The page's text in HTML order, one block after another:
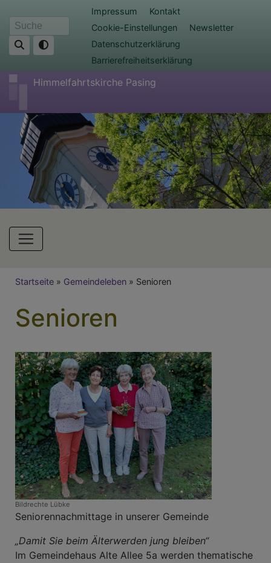
zum
Inhalt
Suche
Fußbereichsmenü
Impressum
Kontakt
Cookie-Einstellungen
Newsletter
Datenschutzerklärung
Barrierefreiheitserklärung
Himmelfahrtskirche Pasing
Hauptnavigation
Breadcrumb
Startseite Gemeindeleben Senioren
Senioren
Bildrechte Lübke
Seniorennachmittage in unserer Gemeinde
„Damit Sie beim Älterwerden jung bleiben“
Im Gemeindehaus Alte Allee 5a werden thematische